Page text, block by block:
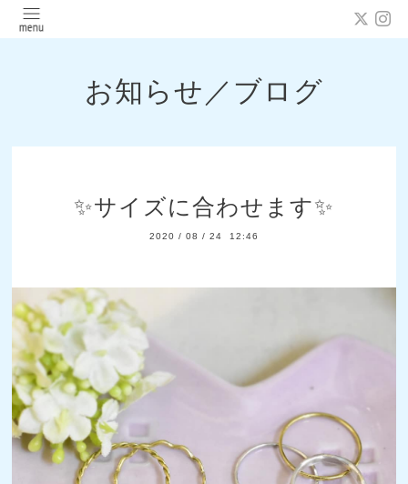
お知らせ／ブログ
✨サイズに合わせます✨
2020 / 08 / 24 12:46